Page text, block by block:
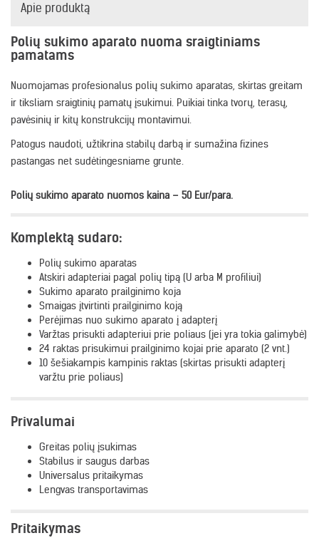
Apie produktą
Polių sukimo aparato nuoma sraigtiniams
pamatams
Nuomojamas profesionalus polių sukimo aparatas, skirtas greitam
ir tiksliam sraigtinių pamatų įsukimui. Puikiai tinka tvorų, terasų,
pavėsinių ir kitų konstrukcijų montavimui.
Patogus naudoti, užtikrina stabilų darbą ir sumažina fizines
pastangas net sudėtingesniame grunte.
Polių sukimo aparato nuomos kaina – 50 Eur/para.
Komplektą sudaro:
Polių sukimo aparatas
Atskiri adapteriai pagal polių tipą (U arba M profiliui)
Sukimo aparato prailginimo koja
Smaigas įtvirtinti prailginimo koją
Perėjimas nuo sukimo aparato į adapterį
Varžtas prisukti adapteriui prie poliaus (jei yra tokia galimybė)
24 raktas prisukimui prailginimo kojai prie aparato (2 vnt.)
10 šešiakampis kampinis raktas (skirtas prisukti adapterį
varžtu prie poliaus)
Privalumai
Greitas polių įsukimas
Stabilus ir saugus darbas
Universalus pritaikymas
Lengvas transportavimas
Pritaikymas